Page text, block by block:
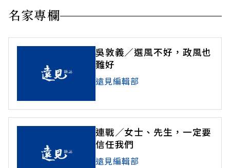
名家專欄
吳敦義／選風不好，政風也
難好
遠見編輯部
連戰／女士、先生，一定要
信任我們
遠見編輯部